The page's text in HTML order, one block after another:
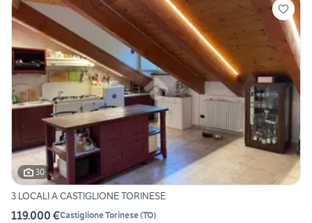
30
3 LOCALI A CASTIGLIONE TORINESE
119.000 €Castiglione Torinese(TO)